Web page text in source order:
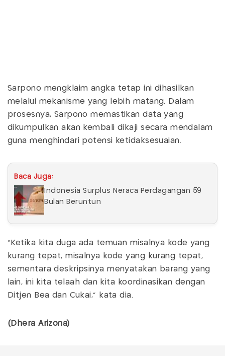
Sarpono mengklaim angka tetap ini dihasilkan
melalui mekanisme yang lebih matang. Dalam
prosesnya, Sarpono memastikan data yang
dikumpulkan akan kembali dikaji secara mendalam
guna menghindari potensi ketidaksesuaian.
Baca Juga:
Indonesia Surplus Neraca Perdagangan 59
Bulan Beruntun
"Ketika kita duga ada temuan misalnya kode yang
kurang tepat, misalnya kode yang kurang tepat,
sementara deskripsinya menyatakan barang yang
lain, ini kita telaah dan kita koordinasikan dengan
Ditjen Bea dan Cukai," kata dia.
(Dhera Arizona)